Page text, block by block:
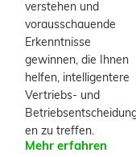
verstehen und
vorausschauende
Erkenntnisse
gewinnen, die Ihnen
helfen, intelligentere
Vertriebs- und
en zu treffen.
Mehr erfahren